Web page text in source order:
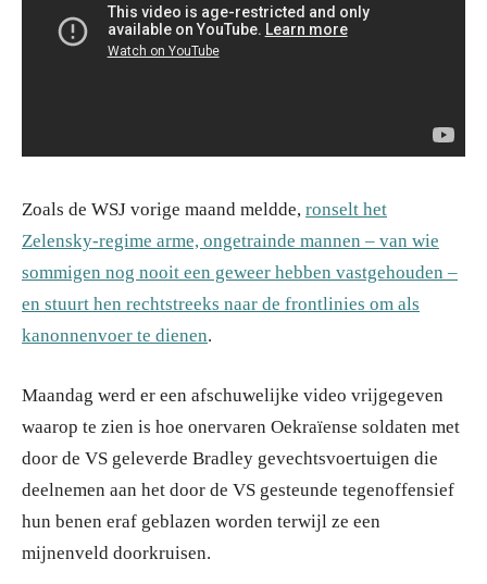
Zoals de WSJ vorige maand meldde, ronselt het
Zelensky-regime arme, ongetrainde mannen – van wie
sommigen nog nooit een geweer hebben vastgehouden –
en stuurt hen rechtstreeks naar de frontlinies om als
kanonnenvoer te dienen.
Maandag werd er een afschuwelijke video vrijgegeven
waarop te zien is hoe onervaren Oekraïense soldaten met
door de VS geleverde Bradley gevechtsvoertuigen die
deelnemen aan het door de VS gesteunde tegenoffensief
hun benen eraf geblazen worden terwijl ze een
mijnenveld doorkruisen.